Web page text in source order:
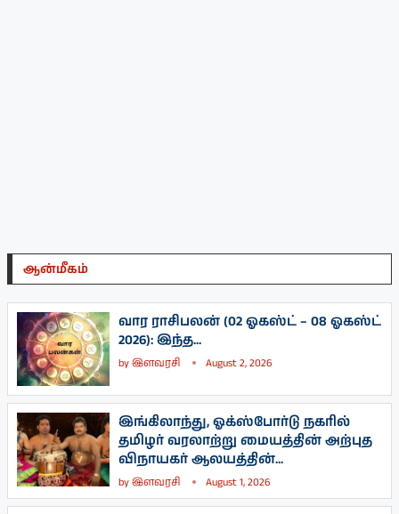
ஆன்மீகம்
வார ராசிபலன் (02 ஓகஸ்ட் – 08 ஓகஸ்ட்
2026): இந்த...
byஇளவரசி August 2, 2026
இங்கிலாந்து, ஓக்ஸ்போர்டு நகரில்
தமிழர் வரலாற்று மையத்தின் அற்புத
விநாயகர் ஆலயத்தின்...
byஇளவரசி August 1, 2026